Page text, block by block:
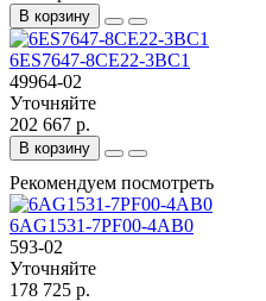
В корзину
6ES7647-8CE22-3BC1
49964-02
Уточняйте
202 667 р.
В корзину
Рекомендуем посмотреть
6AG1531-7PF00-4AB0
593-02
Уточняйте
178 725 р.